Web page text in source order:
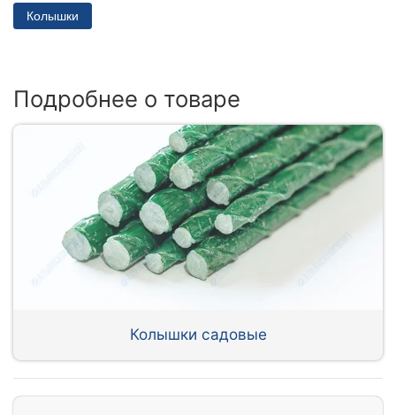
Колышки
Подробнее о товаре
Колышки садовые